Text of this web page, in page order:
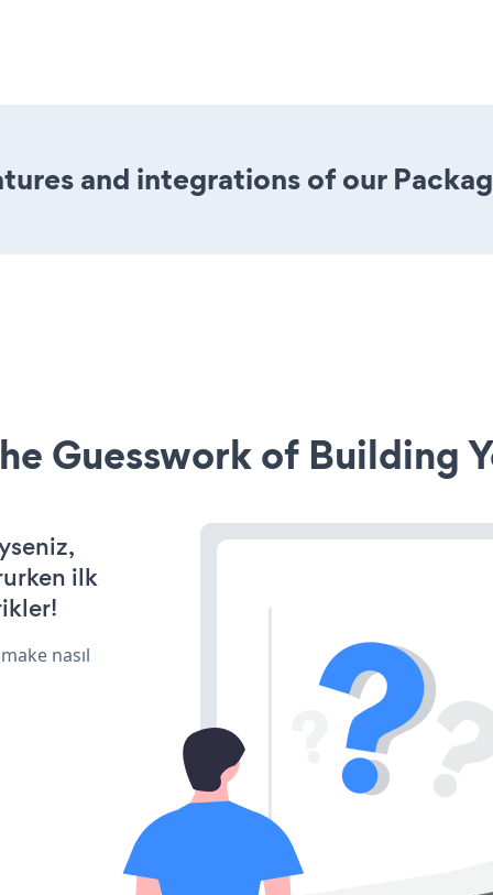
and integrations of our
Guesswork of Building
ilk
nasıl